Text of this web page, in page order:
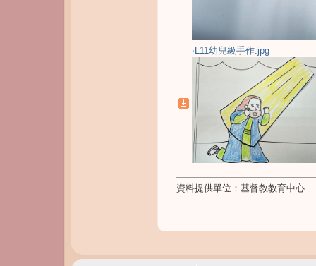
‧L11幼兒級手作.jpg
資料提供單位： 基督教教育中心